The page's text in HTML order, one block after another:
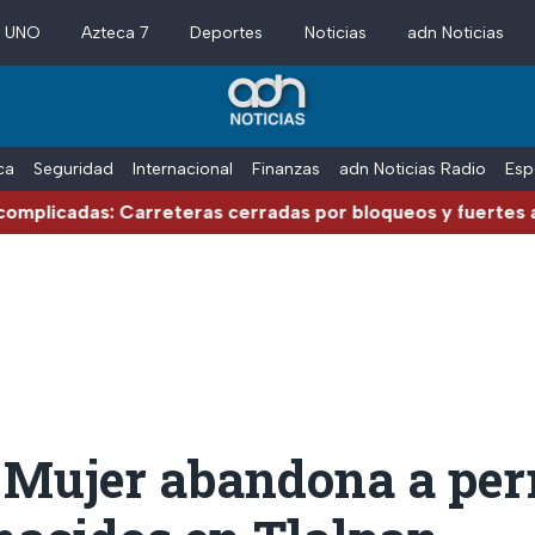
Azteca 7 Deportes Noticias adn Noticias
Seguridad Internacional Finanzas adn Noticias Radio
Carreteras cerradas por bloqueos y fuertes
Mujer abandona a